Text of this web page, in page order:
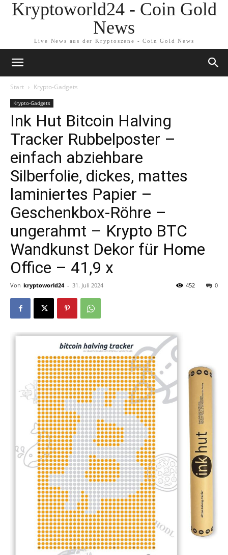
Kryptoworld24 - Coin Gold
News
Live News aus der Kryptoszene - Coin Gold News
Start Krypto-Gadgets
Krypto-Gadgets
Ink Hut Bitcoin Halving
Tracker Rubbelposter –
einfach abziehbare
Silberfolie, dickes, mattes
laminiertes Papier –
Geschenkbox-Röhre –
ungerahmt – Krypto BTC
Wandkunst Dekor für Home
Office – 41,9 x
Von kryptoworld24 - 31. Juli 2024 0
452